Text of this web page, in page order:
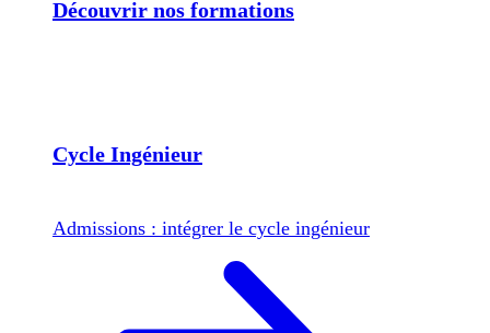
Découvrir nos formations
Cycle Ingénieur
Admissions : intégrer le cycle ingénieur